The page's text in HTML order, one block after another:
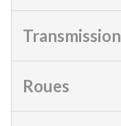
Transmission
Roues